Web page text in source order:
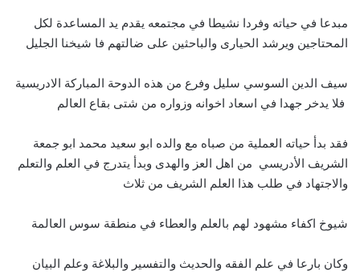
مبدعا في حياته وفردا نشيطا في مجتمعه يقدم يد المساعدة لكل
المحتاجين ويرشد الحيارى والباحثين على ضالتهم فا شيخنا الجليل
سيف الدين السوسي سليل وفرع من هذه الدوحة المباركة الادريسية
فلا يدخر جهدا في اسعاد اخوانه وزواره من شتى بقاع العالم
فقد بدأ حياته العملية من صباه مع والده ابو سعيد محمد ابو جمعة
الشريف الأدريسي من اهل العز والهدى وبدأ يتدرج في العلم والتعلم
والاجتهاد في طلب هذا العلم الشريف من ثلاث
شيوخ اكفاء مشهود لهم بالعلم والعطاء في منطقة سوس العالمة
وكان بارعا في علم الفقه والحديث والتفسير والبلاغة وعلم البيان